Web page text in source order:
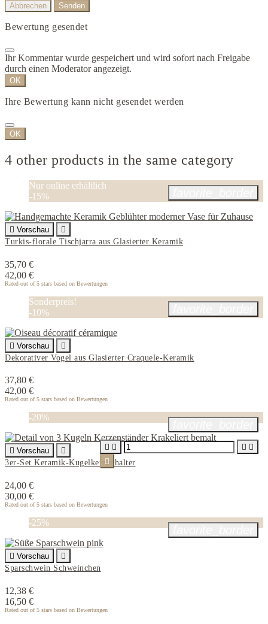
Abbrechen Senden
Bewertung gesendet
Ihr Kommentar wurde gespeichert und wird sofort nach Freigabe
durch einen Moderator angezeigt.
OK
Ihre Bewertung kann nicht gesendet werden
OK
4 other products in the same category
Nur online erhältlich
-15%
 Vorschau

Turkis-florale Tischjarra aus Glasierter Keramik
35,70 €
42,00 €
Rated out of 5 stars based on Bewertungen
Sonderpreis!
-10%
 Vorschau

Dekorativer Vogel aus Glasierter Craquele-Keramik
37,80 €
42,00 €
Rated out of 5 stars based on Bewertungen
-20%
 Vorschau

3er-Set Keramik-Kugelkerzenhalter
24,00 €
30,00 €
Rated out of 5 stars based on Bewertungen
   

-25%
 Vorschau

Sparschwein Schweinchen
12,38 €
16,50 €
Rated out of 5 stars based on Bewertungen